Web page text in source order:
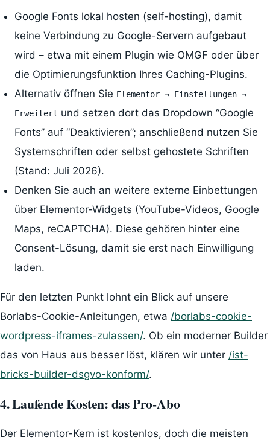
Google Fonts lokal hosten (self-hosting), damit
keine Verbindung zu Google-Servern aufgebaut
wird – etwa mit einem Plugin wie OMGF oder über
die Optimierungsfunktion Ihres Caching-Plugins.
Alternativ öffnen Sie Elementor → Einstellungen →
Erweitert und setzen dort das Dropdown “Google
Fonts” auf “Deaktivieren”; anschließend nutzen Sie
Systemschriften oder selbst gehostete Schriften
(Stand: Juli 2026).
Denken Sie auch an weitere externe Einbettungen
über Elementor-Widgets (YouTube-Videos, Google
Maps, reCAPTCHA). Diese gehören hinter eine
Consent-Lösung, damit sie erst nach Einwilligung
laden.
Für den letzten Punkt lohnt ein Blick auf unsere
Borlabs-Cookie-Anleitungen, etwa /borlabs-cookie-
wordpress-iframes-zulassen/. Ob ein moderner Builder
das von Haus aus besser löst, klären wir unter /ist-
bricks-builder-dsgvo-konform/.
4. Laufende Kosten: das Pro-Abo
Der Elementor-Kern ist kostenlos, doch die meisten